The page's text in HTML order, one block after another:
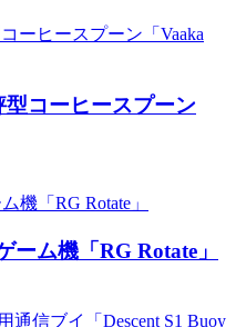
コーヒースプーン
ム機「RG Rotate」